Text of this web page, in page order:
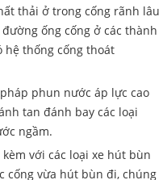
thải ở trong cống rãnh lâu
ống cống ở các thành
hệ thống cống thoát
phun nước áp lực cao
tan đánh bay các loại
ngầm.
với các loại xe hút bùn
cống vừa hút bùn đi, chúng